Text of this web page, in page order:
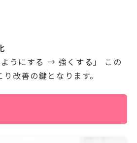
うにする → 強くする」 この
改善の鍵となります。